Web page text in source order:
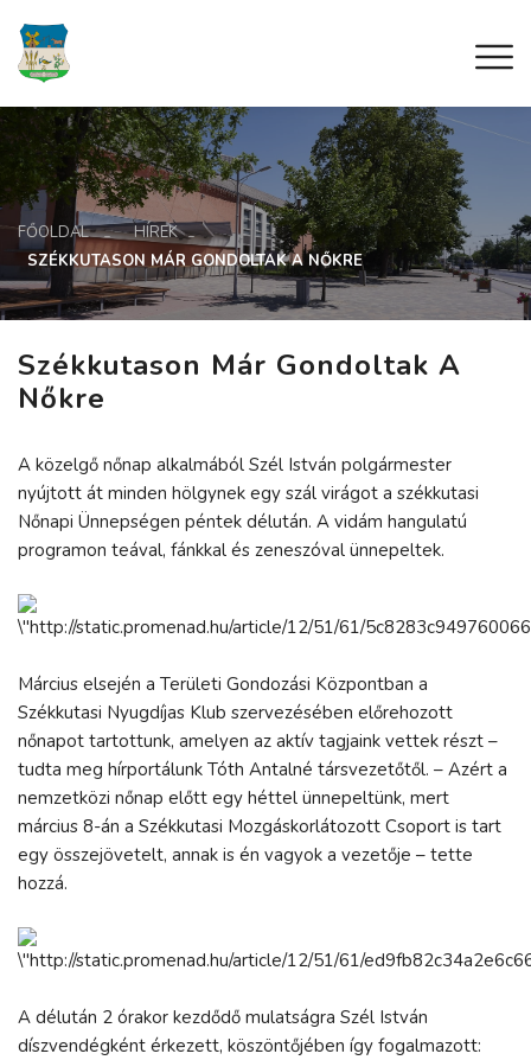
FŐOLDAL
HÍREK
SZÉKKUTASON MÁR GONDOLTAK A NŐKRE
Székkutason Már Gondoltak A
Nőkre
A közelgő nőnap alkalmából Szél István polgármester
nyújtott át minden hölgynek egy szál virágot a székkutasi
Nőnapi Ünnepségen péntek délután. A vidám hangulatú
programon teával, fánkkal és zeneszóval ünnepeltek.
Március elsején a Területi Gondozási Központban a
Székkutasi Nyugdíjas Klub szervezésében előrehozott
nőnapot tartottunk, amelyen az aktív tagjaink vettek részt –
tudta meg hírportálunk Tóth Antalné társvezetőtől. – Azért a
nemzetközi nőnap előtt egy héttel ünnepeltünk, mert
március 8-án a Székkutasi Mozgáskorlátozott Csoport is tart
egy összejövetelt, annak is én vagyok a vezetője – tette
hozzá.
A délután 2 órakor kezdődő mulatságra Szél István
díszvendégként érkezett, köszöntőjében így fogalmazott: